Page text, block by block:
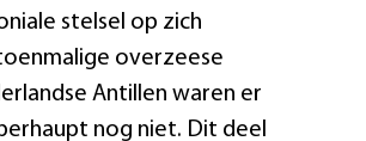
stelsel op zich
overzeese
Antillen waren er
nog niet. Dit deel